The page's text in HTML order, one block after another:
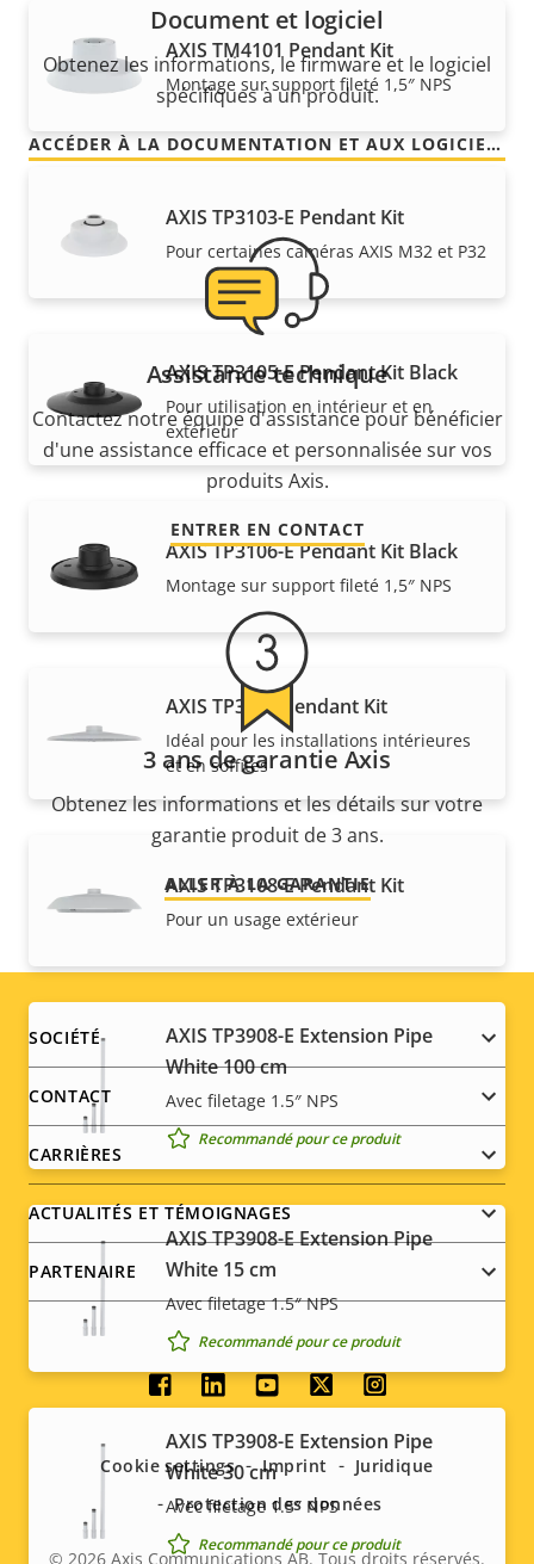
AXIS TM4101 Pendant Kit
Montage sur support fileté 1,5″ NPS
AXIS TP3103-E Pendant Kit
Pour certaines caméras AXIS M32 et P32
AXIS TP3105-E Pendant Kit Black
Pour utilisation en intérieur et en
extérieur
AXIS TP3106-E Pendant Kit Black
Montage sur support fileté 1,5″ NPS
AXIS TP3107 Pendant Kit
Idéal pour les installations intérieures
et en soffites
AXIS TP3108-E Pendant Kit
Pour un usage extérieur
AXIS TP3908-E Extension Pipe
White 100 cm
Avec filetage 1.5″ NPS
Recommandé pour ce produit
AXIS TP3908-E Extension Pipe
White 15 cm
Avec filetage 1.5″ NPS
Recommandé pour ce produit
AXIS TP3908-E Extension Pipe
White 30 cm
Avec filetage 1.5″ NPS
Recommandé pour ce produit
Document et logiciel
Obtenez les informations, le firmware et le logiciel
spécifiques à un produit.
ACCÉDER À LA DOCUMENTATION ET AUX LOGICIELS
Assistance technique
Contactez notre équipe d'assistance pour bénéficier
d'une assistance efficace et personnalisée sur vos
produits Axis.
ENTRER EN CONTACT
3 ans de garantie Axis
Obtenez les informations et les détails sur votre
garantie produit de 3 ans.
ALLER À LA GARANTIE
Footer
menu
SOCIÉTÉ
CONTACT
CARRIÈRES
ACTUALITÉS ET TÉMOIGNAGES
PARTENAIRE
Social
menu
© 2026 Axis Communications AB. Tous droits réservés.
Cookie settings Imprint
Juridique
Protection des données